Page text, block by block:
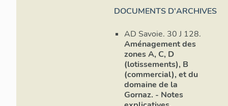
(Pugny-
chalet
chalets
en appentis,
accès par
l’originalité
de toit tenant
piliers de
boucle de
DOCUMENTS D'ARCHIVES
AD Savoie. 30 J 128.
Aménagement des
zones A, C, D
(lotissements), B
(commercial), et du
domaine de la
Gornaz. - Notes